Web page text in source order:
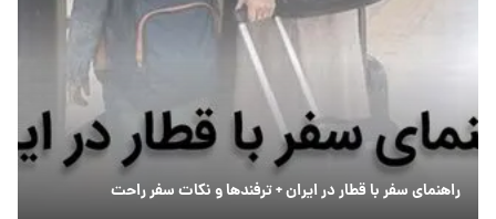
راهنمای سفر با قطار در ایران + ترفندها و نکات سفر راحت